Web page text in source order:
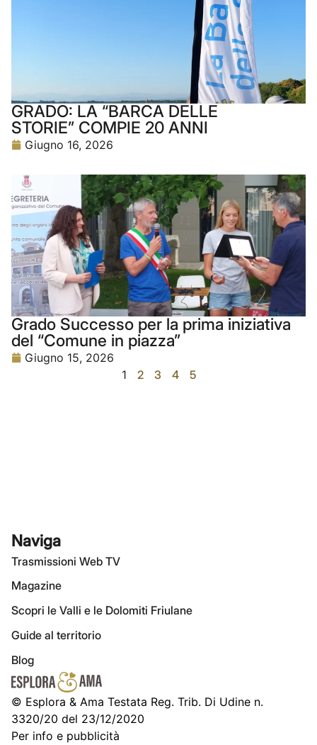
GRADO: LA “BARCA DELLE
STORIE” COMPIE 20 ANNI
Giugno 16, 2026
Grado Successo per la prima iniziativa
del “Comune in piazza”
Giugno 15, 2026
1
2 3 4 5
Naviga
Trasmissioni Web TV
Magazine
Scopri le Valli e le Dolomiti Friulane
Guide al territorio
Blog
© Esplora & Ama Testata Reg. Trib. Di Udine n.
3320/20 del 23/12/2020
Per info e pubblicità